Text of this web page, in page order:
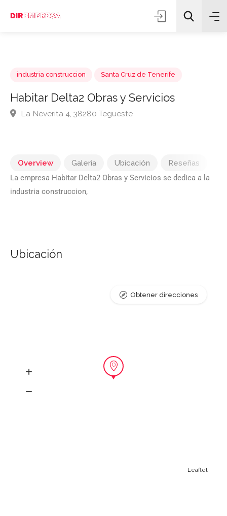
Habitar Delta2 Obras y Servicios
Overview Galería Ubicación
Reseñas
La empresa Habitar Delta2 Obras y Servicios se dedica a la
industria construccion,
Ubicación
Leaflet
Obtener direcciones